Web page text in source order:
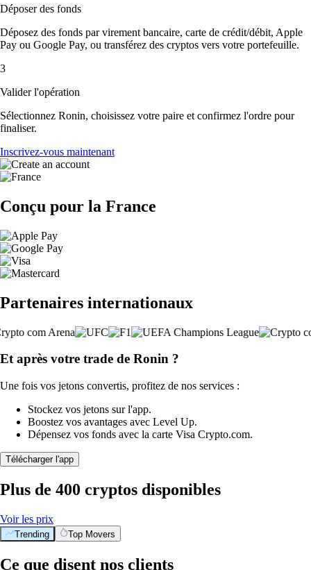
Déposer des fonds
Déposez des fonds par virement bancaire, carte de crédit/débit, Apple
Pay ou Google Pay, ou transférez des cryptos vers votre portefeuille.
3
Valider l'opération
Sélectionnez Ronin, choisissez votre paire et confirmez l'ordre pour
finaliser.
Inscrivez-vous maintenant
Conçu pour la France
Partenaires internationaux
Et après votre trade de Ronin ?
Une fois vos jetons convertis, profitez de nos services :
Stockez vos jetons sur l'app.
Boostez vos avantages avec Level Up.
Dépensez vos fonds avec la carte Visa Crypto.com.
Télécharger l'app
Plus de 400 cryptos disponibles
Voir les prix
Trending Top Movers
Ce que disent nos clients